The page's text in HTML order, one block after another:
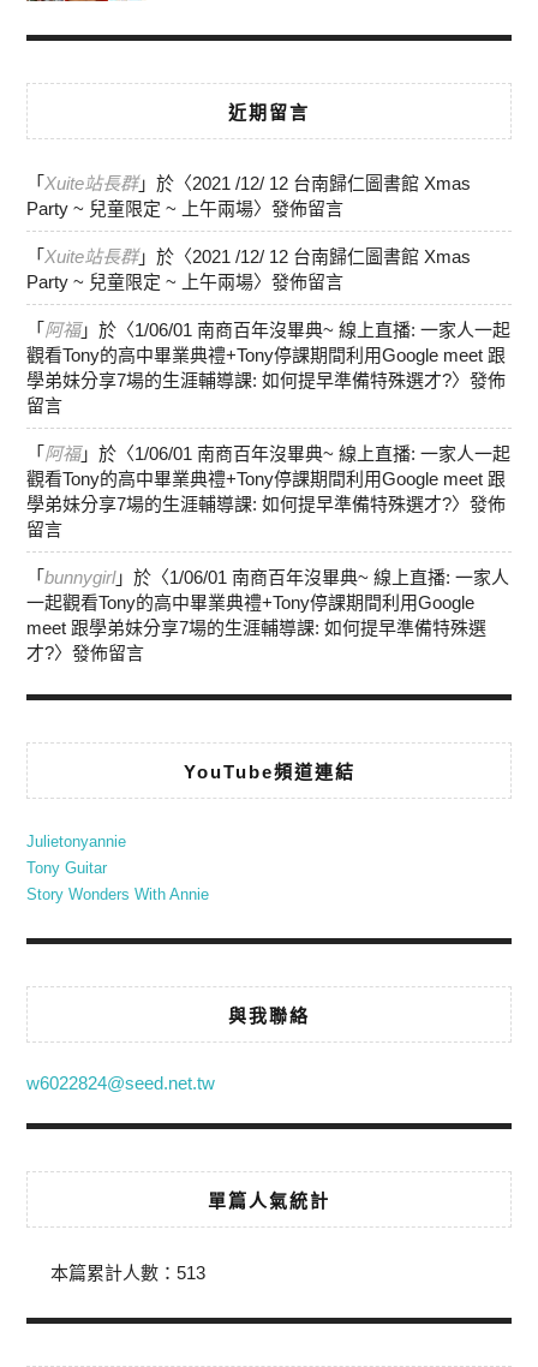
近期留言
「 Xuite站長群」於〈2021 /12/ 12 台南歸仁圖書館 Xmas
Party ~ 兒童限定 ~ 上午兩場〉發佈留言
「 Xuite站長群」於〈2021 /12/ 12 台南歸仁圖書館 Xmas
Party ~ 兒童限定 ~ 上午兩場〉發佈留言
「 阿福」於〈1/06/01 南商百年沒畢典~ 線上直播: 一家人一起
觀看Tony的高中畢業典禮+Tony停課期間利用Google meet 跟
學弟妹分享7場的生涯輔導課: 如何提早準備特殊選才?〉發佈
留言
「 阿福」於〈1/06/01 南商百年沒畢典~ 線上直播: 一家人一起
觀看Tony的高中畢業典禮+Tony停課期間利用Google meet 跟
學弟妹分享7場的生涯輔導課: 如何提早準備特殊選才?〉發佈
留言
「bunnygirl」於〈1/06/01 南商百年沒畢典~ 線上直播: 一家人
一起觀看Tony的高中畢業典禮+Tony停課期間利用Google
meet 跟學弟妹分享7場的生涯輔導課: 如何提早準備特殊選
才?〉發佈留言
YouTube頻道連結
Julietonyannie
Tony Guitar
Story Wonders With Annie
與我聯絡
w6022824@seed.net.tw
單篇人氣統計
本篇累計人數：513